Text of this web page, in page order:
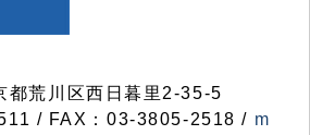
荒川区西日暮里2-35-5
/ FAX：03-3805-2518 / m